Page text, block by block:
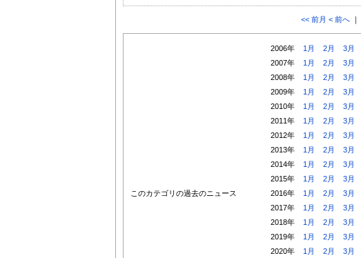
<< 前月 < 前へ ｜
このカテゴリの過去のニュース
2006年 1月 2月 3月
2007年
1月 2月 3月
2008年
1月 2月 3月
2009年
1月 2月 3月
2010年
1月 2月 3月
2011年
1月 2月 3月
2012年
1月 2月 3月
2013年
1月 2月 3月
2014年
1月 2月 3月
2015年
1月 2月 3月
2016年
1月 2月 3月
2017年
1月 2月 3月
2018年
1月 2月 3月
2019年
1月 2月 3月
2020年
1月 2月 3月